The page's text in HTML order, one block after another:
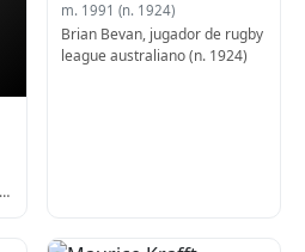
m. 1991 (n. 1924)
Brian Bevan, jugador de rugby
league australiano (n. 1924)